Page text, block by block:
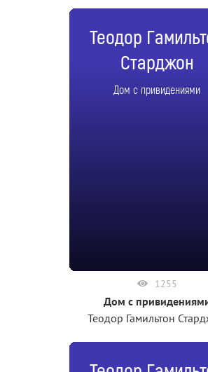
Теодор
Старджон
Дом с привидениями
1255
Дом с
Теодор Гамильтон